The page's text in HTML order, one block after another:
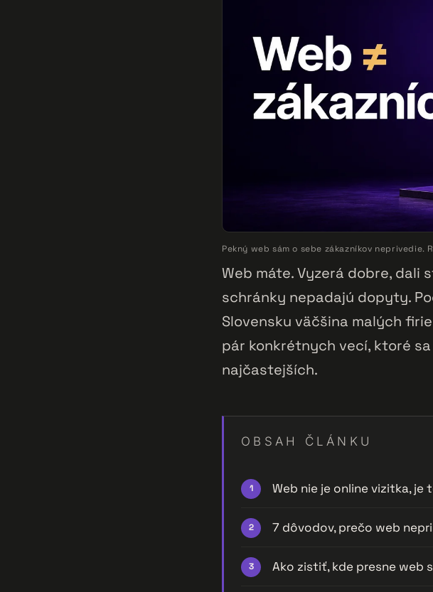
Pekný web sám o sebe zákazníkov
Web máte. Vyzerá dobre, dali
schránky nepadajú dopyty.
Slovensku väčšina malých
pár konkrétnych vecí, ktoré
najčastejších.
OBSAH ČLÁNKU
Web nie je online vizitka, je
7 dôvodov, prečo web
Ako zistiť, kde presne web